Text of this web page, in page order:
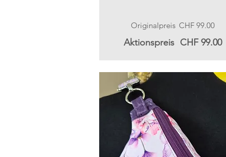
Originalpreis CHF 99.00
Aktionspreis CHF 99.00